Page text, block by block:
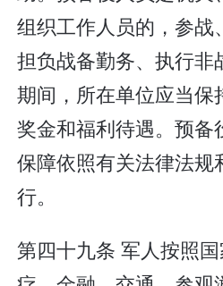
组织工作人员的，参战
担负战备勤务、执行非
期间，所在单位应当保
奖金和福利待遇。预备
保障依照有关法律法规
行。
第四十九条 军人按照